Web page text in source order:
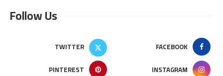
Follow Us
FACEBOOK
TWITTER
INSTAGRAM
PINTEREST